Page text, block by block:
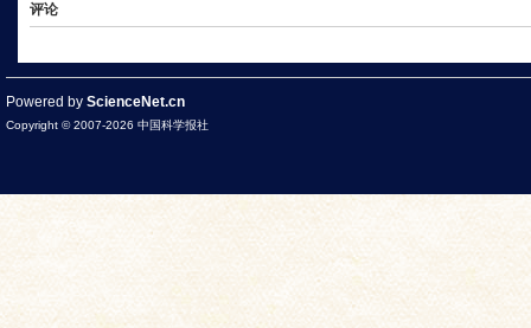
评论
Powered by ScienceNet.cn
Copyright © 2007-2026 中国科学报社